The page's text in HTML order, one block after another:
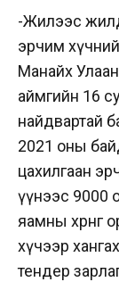
-Жилээс
эрчим
Манайх
аймгийн 16
найдвартай
2021 оны
цахилгаан
үүнээс 9000
яамны
хүчээр
тендер